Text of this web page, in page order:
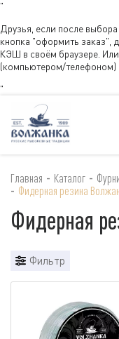
"
Друзья, если после
кнопка "оформить заказ",
КЭШ в своём браузере.
(компьютером/телефоном)
"
Главная - Каталог -
- Фидерная резина
Фидерная
Фильтр